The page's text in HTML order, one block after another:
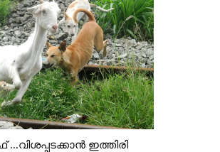
ഇത്തിരി